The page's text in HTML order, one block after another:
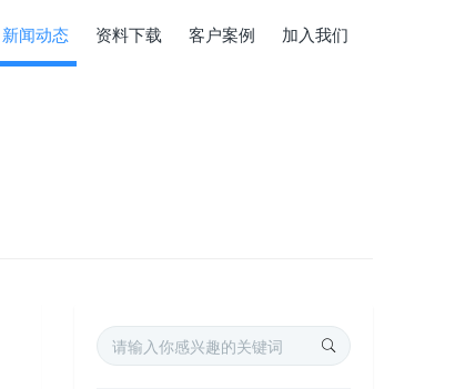
新闻动态 资料下载 客户案例 加入我们